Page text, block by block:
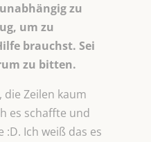
zu
um zu
brauchst. Sei
zu bitten.
die Zeilen kaum
es schaffte und
Ich weiß das es